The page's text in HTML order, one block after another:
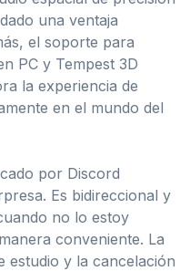
una ventaja
el soporte para
PC y Tempest 3D
la experiencia de
en el mundo del
por Discord
Es bidireccional y
no lo estoy
conveniente. La
estudio y la cancelación